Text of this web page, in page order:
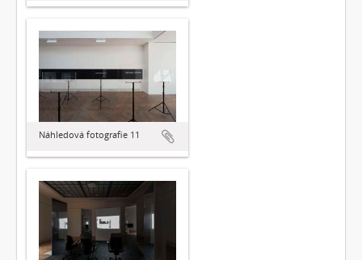
Náhledová fotografie 11